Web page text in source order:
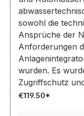
sowohl die
Ansprüche der
Anforderungen
wurden. Es
Zugriffschutz
Systemen
€119.50*